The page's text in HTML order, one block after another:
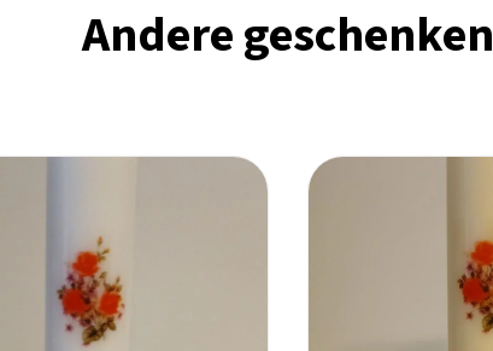
Andere geschenken